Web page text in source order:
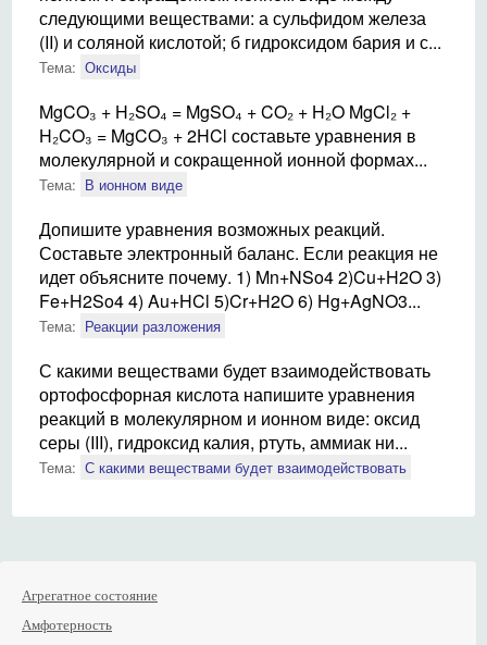
следующими веществами: а сульфидом железа
(II) и соляной кислотой; б гидроксидом бария и с...
Тема: Оксиды
MgCO₃ + H₂SO₄ = MgSO₄ + CO₂ + H₂O MgCl₂ +
H₂CO₃ = MgCO₃ + 2HCl составьте уравнения в
молекулярной и сокращенной ионной формах...
Тема: В ионном виде
Допишите уравнения возможных реакций.
Составьте электронный баланс. Если реакция не
идет объясните почему. 1) Mn+NSo4 2)Cu+H2O 3)
Fe+H2So4 4) Au+HCl 5)Cr+H2O 6) Hg+AgNO3...
Тема: Реакции разложения
С какими веществами будет взаимодействовать
ортофосфорная кислота напишите уравнения
реакций в молекулярном и ионном виде: оксид
серы (III), гидроксид калия, ртуть, аммиак ни...
Тема: С какими веществами будет взаимодействовать
Агрегатное состояние
Амфотерность